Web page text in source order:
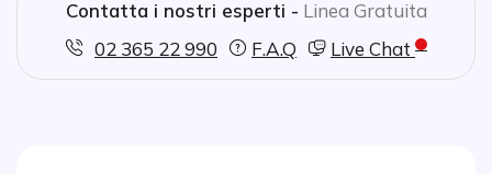
Colore grigio
Garanzia: 20 anni
Contatta i nostri esperti - Linea Gratuita
02 365 22 990
F.A.Q Live Chat